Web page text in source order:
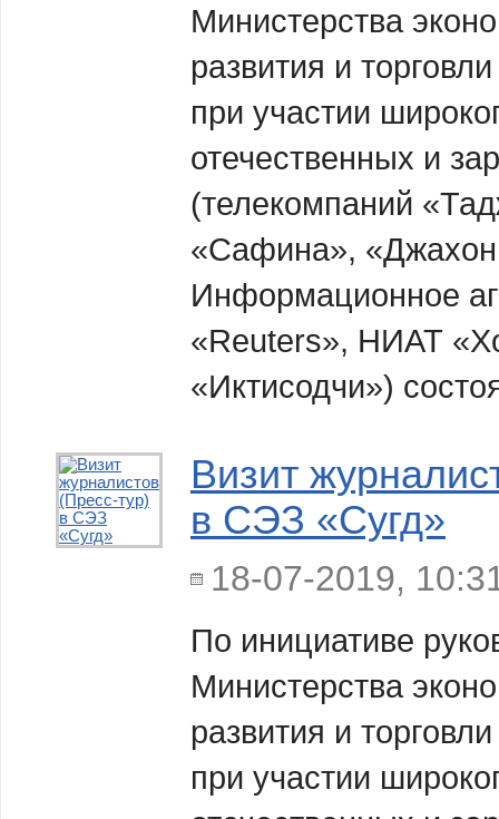
Министерства
развития и
при участии
отечественных и
(телекомпаний
«Сафина»,
Информационное
«Reuters», НИАТ
«Иктисодчи»)
Визит
в СЭЗ «Сугд»
18-07-2019,
По инициативе
Министерства
развития и
при участии